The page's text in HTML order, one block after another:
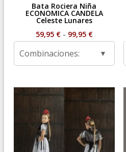
Bata Rociera Niña
ECONOMICA CANDELA
Celeste Lunares
59,95 € - 99,95 €Rango
59,95 €
hasta
99,95 €
Combinaciones: